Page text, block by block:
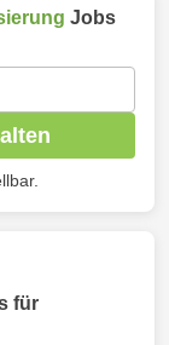
Jobs
für